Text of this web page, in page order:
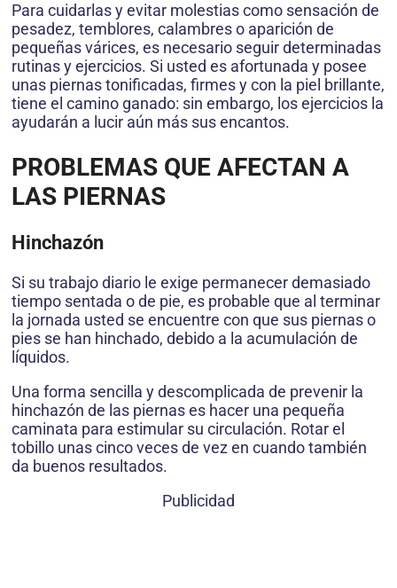
Para cuidarlas y evitar molestias como sensación de
pesadez, temblores, calambres o aparición de
pequeñas várices, es necesario seguir determinadas
rutinas y ejercicios. Si usted es afortunada y posee
unas piernas tonificadas, firmes y con la piel brillante,
tiene el camino ganado: sin embargo, los ejercicios la
ayudarán a lucir aún más sus encantos.
PROBLEMAS QUE AFECTAN A
LAS PIERNAS
Hinchazón
Si su trabajo diario le exige permanecer demasiado
tiempo sentada o de pie, es probable que al terminar
la jornada usted se encuentre con que sus piernas o
pies se han hinchado, debido a la acumulación de
líquidos.
Una forma sencilla y descomplicada de prevenir la
hinchazón de las piernas es hacer una pequeña
caminata para estimular su circulación. Rotar el
tobillo unas cinco veces de vez en cuando también
da buenos resultados.
Publicidad